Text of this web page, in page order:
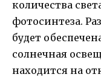
количества
фотосинтеза.
будет
солнечная
находится на